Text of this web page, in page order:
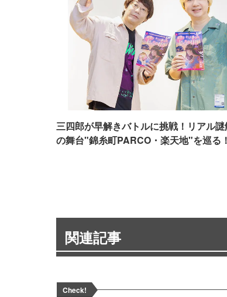
三四郎が早解きバトルに挑戦！リアル
の舞台"錦糸町PARCO・楽天地"を巡る！
関連記事
Check!